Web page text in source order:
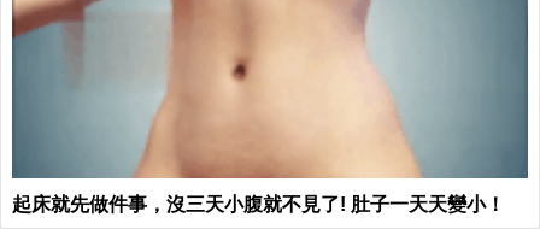
起床就先做件事，沒三天小腹就不見了! 肚子一天天變小！